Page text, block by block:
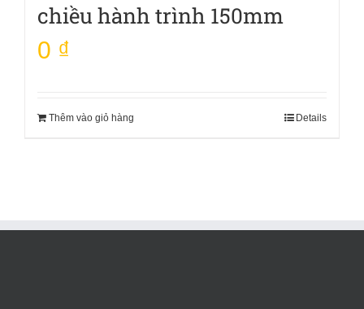
chiều hành trình 150mm
0 ₫
Thêm vào giỏ hàng Details